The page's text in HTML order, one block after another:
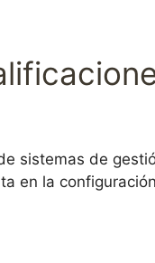
sistemas de
en la